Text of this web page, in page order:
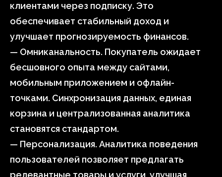
клиентами через подписку. Это
обеспечивает стабильный доход и
улучшает прогнозируемость финансов.
— Омниканальность. Покупатель ожидает
бесшовного опыта между сайтами,
мобильным приложением и офлайн-
точками. Синхронизация данных, единая
корзина и централизованная аналитика
становятся стандартом.
— Персонализация. Аналитика поведения
пользователей позволяет предлагать
релевантные товары и услуги, улучшая